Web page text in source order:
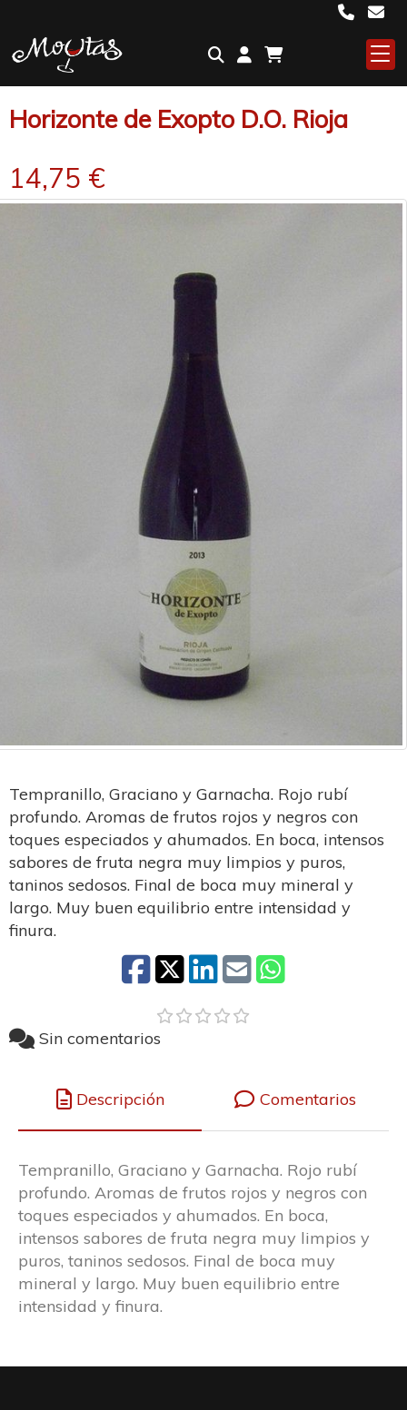
Horizonte de Exopto D.O. Rioja
14,75 €
Tempranillo, Graciano y Garnacha. Rojo rubí
profundo. Aromas de frutos rojos y negros con
toques especiados y ahumados. En boca, intensos
sabores de fruta negra muy limpios y puros,
taninos sedosos. Final de boca muy mineral y
largo. Muy buen equilibrio entre intensidad y
finura.
Sin comentarios
Descripción Comentarios
Tempranillo, Graciano y Garnacha. Rojo rubí
profundo. Aromas de frutos rojos y negros con
toques especiados y ahumados. En boca,
intensos sabores de fruta negra muy limpios y
puros, taninos sedosos. Final de boca muy
mineral y largo. Muy buen equilibrio entre
intensidad y finura.